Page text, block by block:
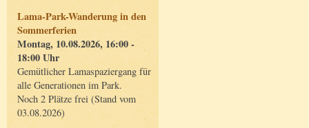
Lama-Park-Wanderung in den
Sommerferien
Montag, 10.08.2026, 16:00 -
18:00 Uhr
Gemütlicher Lamaspaziergang für
alle Generationen im Park.
Noch 2 Plätze frei (Stand vom
03.08.2026)